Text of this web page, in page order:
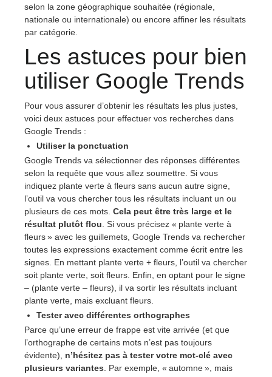
selon la zone géographique souhaitée (régionale,
nationale ou internationale) ou encore affiner les résultats
par catégorie.
Les astuces pour bien
utiliser Google Trends
Pour vous assurer d’obtenir les résultats les plus justes,
voici deux astuces pour effectuer vos recherches dans
Google Trends :
Utiliser la ponctuation
Google Trends va sélectionner des réponses différentes
selon la requête que vous allez soumettre. Si vous
indiquez plante verte à fleurs sans aucun autre signe,
l’outil va vous chercher tous les résultats incluant un ou
plusieurs de ces mots. Cela peut être très large et le
résultat plutôt flou . Si vous précisez « plante verte à
fleurs » avec les guillemets, Google Trends va rechercher
toutes les expressions exactement comme écrit entre les
signes. En mettant plante verte + fleurs, l’outil va chercher
soit plante verte, soit fleurs. Enfin, en optant pour le signe
– (plante verte – fleurs), il va sortir les résultats incluant
plante verte, mais excluant fleurs.
Tester avec différentes orthographes
Parce qu’une erreur de frappe est vite arrivée (et que
l’orthographe de certains mots n’est pas toujours
évidente), n’hésitez pas à tester votre mot-clé avec
plusieurs variantes . Par exemple, « automne », mais